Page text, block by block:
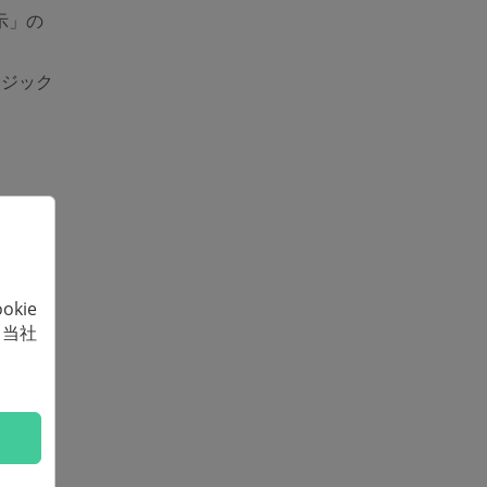
」の
ック
デオ
する
フ
社